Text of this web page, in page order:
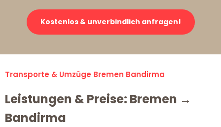
Kostenlos & unverbindlich anfragen!
Transporte & Umzüge Bremen Bandirma
Leistungen & Preise: Bremen →
Bandirma